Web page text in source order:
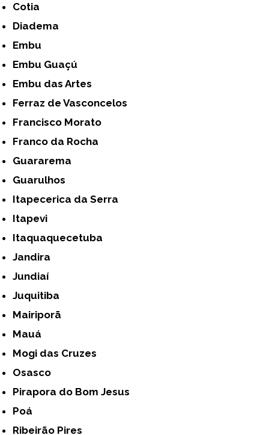
Cotia
Diadema
Embu
Embu Guaçú
Embu das Artes
Ferraz de Vasconcelos
Francisco Morato
Franco da Rocha
Guararema
Guarulhos
Itapecerica da Serra
Itapevi
Itaquaquecetuba
Jandira
Jundiaí
Juquitiba
Mairiporã
Mauá
Mogi das Cruzes
Osasco
Pirapora do Bom Jesus
Poá
Ribeirão Pires